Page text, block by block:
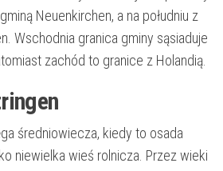
Neuenkirchen, a na południu z
Wschodnia granica gminy sąsiaduje
zachód to granice z Holandią.
średniowiecza, kiedy to osada
niewielka wieś rolnicza. Przez wieki